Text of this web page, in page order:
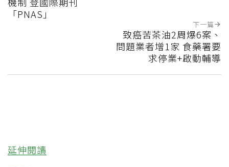
「PNAS」
下一篇
致癌苦茶油2周爆6案、
問題業者增1家 食藥署要
求停業+啟動輔導
延伸閱讀